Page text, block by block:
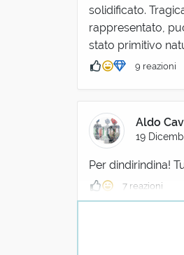
solidificato.
rappresentato,
stato primitivo
9 reazioni
Aldo
19
Per dindirindina!
7 reazioni
Aldo
19